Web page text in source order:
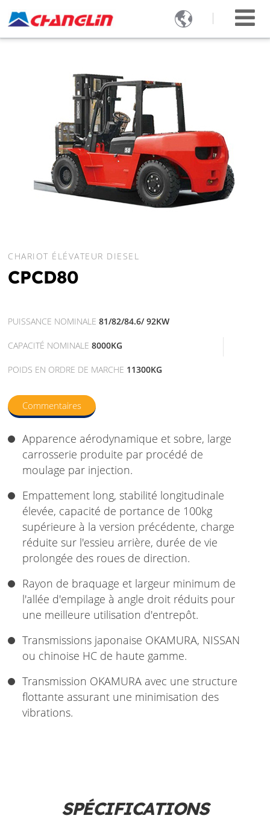

CHARIOT ÉLÉVATEUR DIESEL
CPCD80
PUISSANCE NOMINALE81/82/84.6/ 92KW
CAPACITÉ NOMINALE8000KG
POIDS EN ORDRE DE MARCHE 11300KG
Commentaires
Apparence aérodynamique et sobre, large
carrosserie produite par procédé de
moulage par injection.
Empattement long, stabilité longitudinale
élevée, capacité de portance de 100kg
supérieure à la version précédente, charge
réduite sur l'essieu arrière, durée de vie
prolongée des roues de direction.
Rayon de braquage et largeur minimum de
l'allée d'empilage à angle droit réduits pour
une meilleure utilisation d'entrepôt.
Transmissions japonaise OKAMURA, NISSAN
ou chinoise HC de haute gamme.
Transmission OKAMURA avec une structure
flottante assurant une minimisation des
vibrations.
SPÉCIFICATIONS